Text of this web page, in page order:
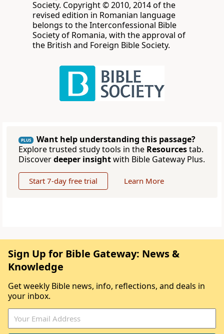
Society. Copyright © 2010, 2014 of the
revised edition in Romanian language
belongs to the Interconfessional Bible
Society of Romania, with the approval of
the British and Foreign Bible Society.
PLUS
Want help understanding this passage?
Explore trusted study tools in the Resourcestab.
Discoverdeeper insightwith Bible Gateway Plus.
Start 7-day free trial Learn More
Sign Up for Bible Gateway: News &
Knowledge
Get weekly Bible news, info, reflections, and deals in
your inbox.